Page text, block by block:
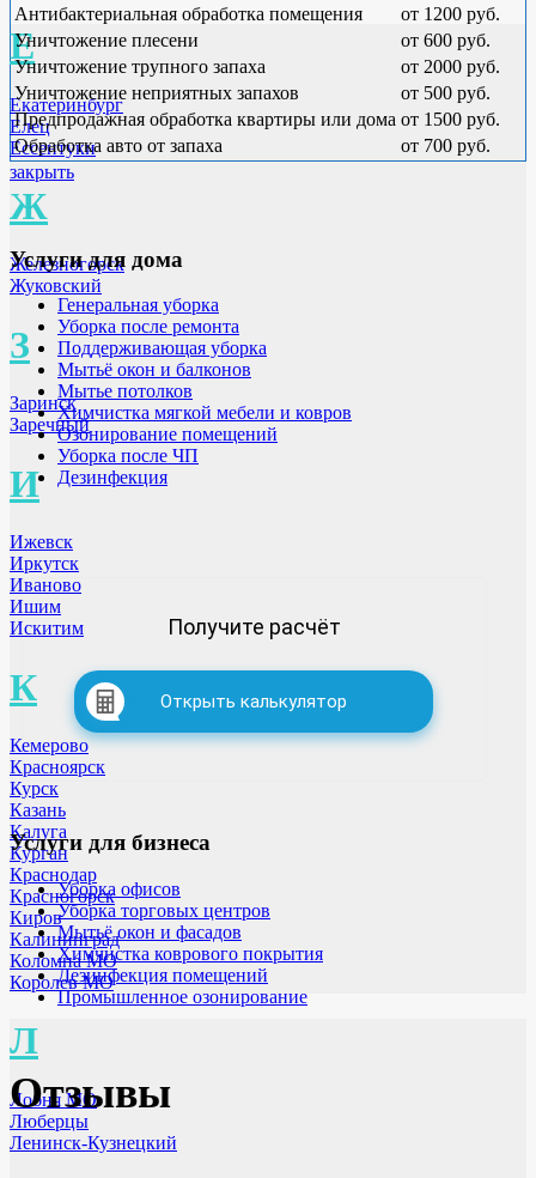
Е
Екатеринбург
Елец
Ессентуки
Ж
Железногорск
Жуковский
З
Заринск
Заречный
И
Ижевск
Иркутск
Иваново
Ишим
Искитим
К
Кемерово
Красноярск
Курск
Казань
Калуга
Курган
Краснодар
Красногорск
Киров
Калининград
Коломна МО
Королев МО
Л
Лобня МО
Люберцы
Ленинск-Кузнецкий
Антибактериальная обработка помещения
от 1200 руб.
Уничтожение плесени
от 600 руб.
Уничтожение трупного запаха
от 2000 руб.
Уничтожение неприятных запахов
от 500 руб.
Предпродажная обработка квартиры или дома от 1500 руб.
Обработка авто от запаха
от 700 руб.
закрыть
Услуги для дома
Генеральная уборка
Уборка после ремонта
Поддерживающая уборка
Мытьё окон и балконов
Мытье потолков
Химчистка мягкой мебели и ковров
Озонирование помещений
Уборка после ЧП
Дезинфекция
Получите расчёт
Открыть калькулятор
Услуги для бизнеса
Уборка офисов
Уборка торговых центров
Мытьё окон и фасадов
Химчистка коврового покрытия
Дезинфекция помещений
Промышленное озонирование
Отзывы